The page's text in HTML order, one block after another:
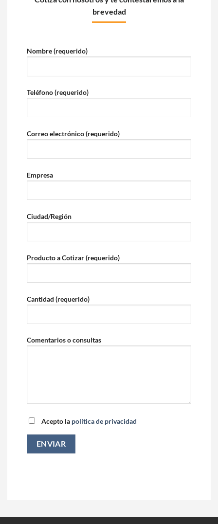
brevedad
Nombre (requerido)
Teléfono (requerido)
Correo electrónico (requerido)
Empresa
Ciudad/Región
Producto a Cotizar (requerido)
Cantidad (requerido)
Comentarios o consultas
Acepto la política de privacidad